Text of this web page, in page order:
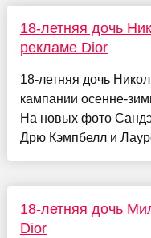
18-летняя дочь
рекламе Dior
18-летняя дочь
кампании осенне-
На новых фото
Дрю Кэмпбелл и
18-летняя дочь
Dior